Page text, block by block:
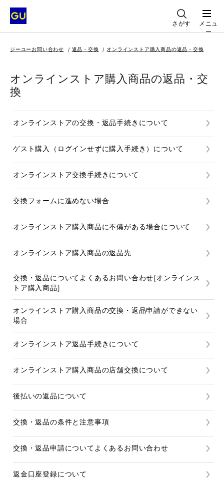
さがす
メニュ
ー
ジーユーお問い合わせ 返品・交換 オンラインストア購入商品の返品・交換
オンラインストア購入商品の返品・交
換
オンラインストアの交換・返品手続きについて
ゲスト購入（ログインせずに購入手続き）について
オンラインストア交換手続きについて
交換フォームに進めない場合
オンラインストア購入商品に不備がある場合について
オンラインストア購入商品の返品先
交換・返品についてよくあるお問い合わせ(オンラインス
トア購入商品)
オンラインストア購入商品の交換・返品申請ができない
場合
オンラインストア返品手続きについて
オンラインストア購入商品の店舗交換について
後払いの返品について
交換・返品の条件と注意事項
交換・返品申請についてよくあるお問い合わせ
返金口座登録について